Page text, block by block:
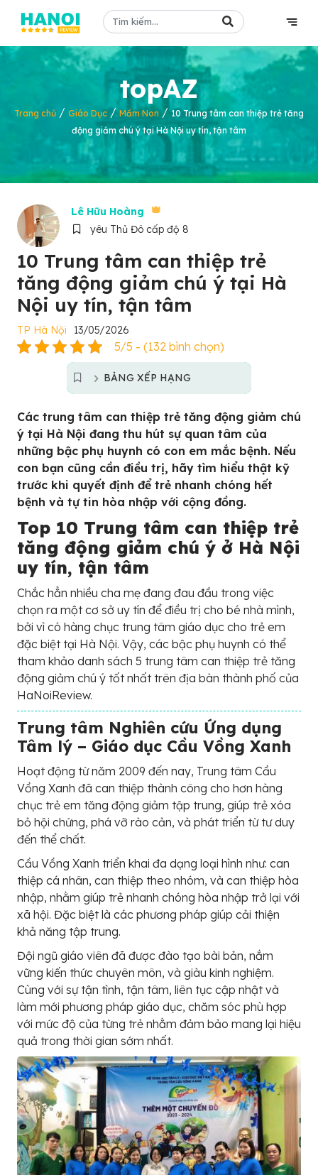
topAZ
Trang chủ / Giáo Dục/ Mầm Non/10 Trung tâm can thiệp trẻ tăng
động giảm chú ý tại Hà Nội uy tín, tận tâm
Lê Hữu Hoàng
yêu Thủ Đô cấp độ 8
10 Trung tâm can thiệp trẻ
tăng động giảm chú ý tại Hà
Nội uy tín, tận tâm
TP Hà Nội 13/05/2026
5/5 - (132 bình chọn)
BẢNG XẾP HẠNG
Các trung tâm can thiệp trẻ tăng động giảm chú
ý tại Hà Nội đang thu hút sự quan tâm của
những bậc phụ huynh có con em mắc bệnh. Nếu
con bạn cũng cần điều trị, hãy tìm hiểu thật kỹ
trước khi quyết định để trẻ nhanh chóng hết
bệnh và tự tin hòa nhập với cộng đồng.
Top 10 Trung tâm can thiệp trẻ
tăng động giảm chú ý ở Hà Nội
uy tín, tận tâm
Chắc hẳn nhiều cha mẹ đang đau đầu trong việc
chọn ra một cơ sở uy tín để điều trị cho bé nhà mình,
bởi vì có hàng chục trung tâm giáo dục cho trẻ em
đặc biệt tại Hà Nội. Vậy, các bậc phụ huynh có thể
tham khảo danh sách 5 trung tâm can thiệp trẻ tăng
động giảm chú ý tốt nhất trên địa bàn thành phố của
HaNoiReview.
Trung tâm Nghiên cứu Ứng dụng
Tâm lý – Giáo dục Cầu Vồng Xanh
Hoạt động từ năm 2009 đến nay, Trung tâm Cầu
Vồng Xanh đã can thiệp thành công cho hơn hàng
chục trẻ em tăng động giảm tập trung, giúp trẻ xóa
bỏ hội chứng, phá vỡ rào cản, và phát triển từ tư duy
đến thể chất.
Cầu Vồng Xanh triển khai đa dạng loại hình như: can
thiệp cá nhân, can thiệp theo nhóm, và can thiệp hòa
nhập, nhằm giúp trẻ nhanh chóng hòa nhập trở lại với
xã hội. Đặc biệt là các phương pháp giúp cải thiện
khả năng tập trung.
Đội ngũ giáo viên đã được đào tạo bài bản, nắm
vững kiến thức chuyên môn, và giàu kinh nghiệm.
Cùng với sự tận tình, tận tâm, liên tục cập nhật và
làm mới phương pháp giáo dục, chăm sóc phù hợp
với mức độ của từng trẻ nhằm đảm bảo mang lại hiệu
quả trong thời gian sớm nhất.